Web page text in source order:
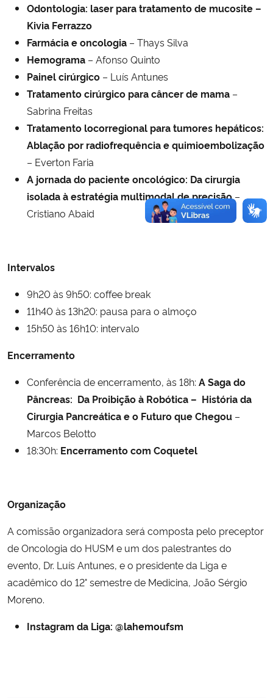
Odontologia: laser para tratamento de mucosite –
Kivia Ferrazzo
Farmácia e oncologia – Thays Silva
Hemograma – Afonso Quinto
Painel cirúrgico – Luís Antunes
Tratamento cirúrgico para câncer de mama –
Sabrina Freitas
Tratamento locorregional para tumores hepáticos:
Ablação por radiofrequência e quimioembolização
– Everton Faria
A jornada do paciente oncológico: Da cirurgia
isolada à estratégia multimodal de precisão–
Cristiano Abaid
Intervalos
9h20 às 9h50: coffee break
11h40 às 13h20: pausa para o almoço
15h50 às 16h10: intervalo
Encerramento
Conferência de encerramento, às 18h: A Saga do
Pâncreas: Da Proibição à Robótica – História da
Cirurgia Pancreática e o Futuro que Chegou –
Marcos Belotto
18:30h: Encerramento com Coquetel
Organização
A comissão organizadora será composta pelo preceptor
de Oncologia do HUSM e um dos palestrantes do
evento, Dr. Luís Antunes, e o presidente da Liga e
acadêmico do 12° semestre de Medicina, João Sérgio
Moreno.
Instagram da Liga: @lahemoufsm